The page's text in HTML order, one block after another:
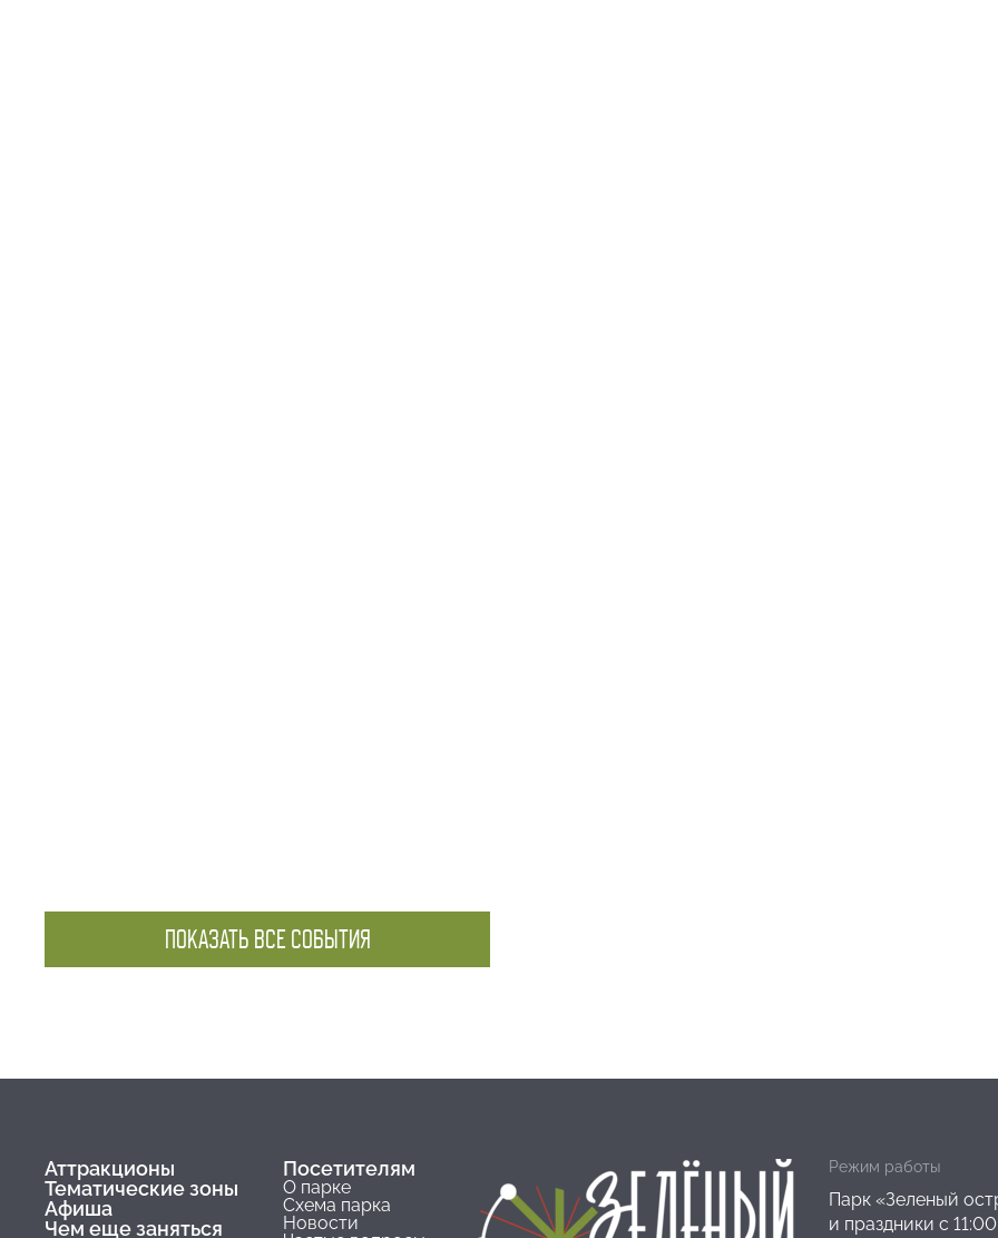
ПОКАЗАТЬ ВСЕ СОБЫТИЯ
Аттракционы
Тематические зоны
Афиша
Чем еще заняться
Посетителям
О парке
Схема парка
Новости
Режим работы
Парк «Зеленый
и праздники с